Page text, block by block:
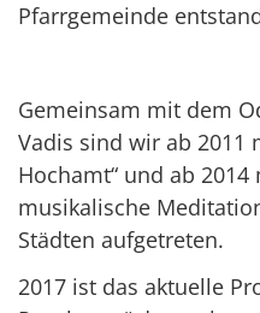
Pfarrgemeinde
Gemeinsam mit dem
Vadis sind wir ab 2011
Hochamt“ und ab 2014
musikalische
Städten aufgetreten.
2017 ist das aktuelle